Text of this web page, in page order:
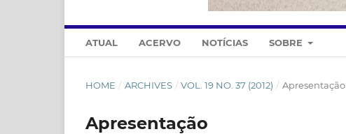
ATUAL ACERVO NOTÍCIAS SOBRE
HOME / ARCHIVES / VOL. 19 NO. 37 (2012) / Apresentação
Apresentação